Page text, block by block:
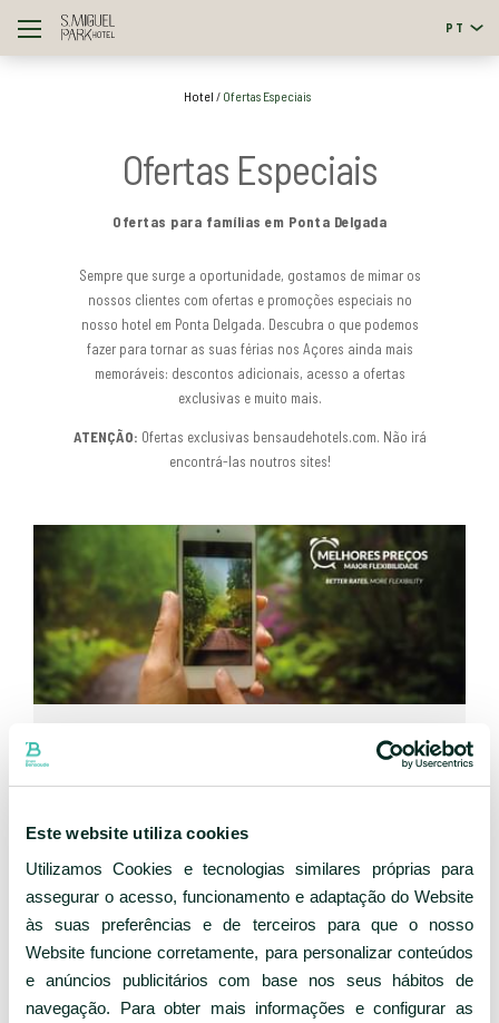
Este website utiliza cookies
Utilizamos Cookies e tecnologias similares próprias para
assegurar o acesso, funcionamento e adaptação do Website
às suas preferências e de terceiros para que o nosso
Website funcione corretamente, para personalizar conteúdos
e anúncios publicitários com base nos seus hábitos de
navegação. Para obter mais informações e configurar as
PT
Hotel Ofertas Especiais
Ofertas Especiais
Ofertas para famílias em Ponta Delgada
Sempre que surge a oportunidade, gostamos de mimar os
nossos clientes com ofertas e promoções especiais no
nosso hotel em Ponta Delgada. Descubra o que podemos
fazer para tornar as suas férias nos Açores ainda mais
memoráveis: descontos adicionais, acesso a ofertas
exclusivas e muito mais.
ATENÇÃO: Ofertas exclusivas bensaudehotels.com. Não irá
encontrá-las noutros sites!
Melhores preços, ofertas exclusivas, maior
RESERVE JÁ
SABER